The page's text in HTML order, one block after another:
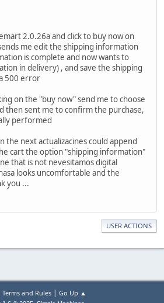
2.0.26a and click to buy now on
me edit the shipping information
is complete and now wants to
in delivery) , and save the shipping
500 error
on the "buy now" send me to choose
then sent me to confirm the purchase,
performed
the next actualizacines could append
cart the option "shipping information"
that is not nevesitamos digital
looks uncomfortable and the
you ...
USER ACTIONS
Terms and Rules| Go Up ▲